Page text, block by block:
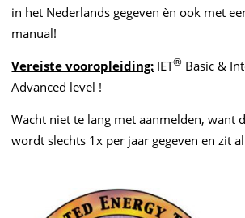
in het Nederlands gegeven èn ook met
manual!
Vereiste vooropleiding: IET® Basic &
Advanced level !
Wacht niet te lang met aanmelden, want
wordt slechts 1x per jaar gegeven en zit